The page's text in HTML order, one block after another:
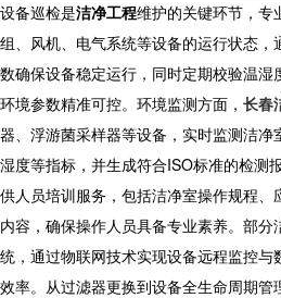
设备巡检是洁净工程维护的关键环节，专
组、风机、电气系统等设备的运行状态
数确保设备稳定运行，同时定期校验温
环境参数精准可控。环境监测方面， 长春
器、浮游菌采样器等设备，实时监测洁
湿度等指标，并生成符合ISO标准的检测
供人员培训服务，包括洁净室操作规程
内容，确保操作人员具备专业素养。部
统，通过物联网技术实现设备远程监控
效率。从过滤器更换到设备全生命周期管